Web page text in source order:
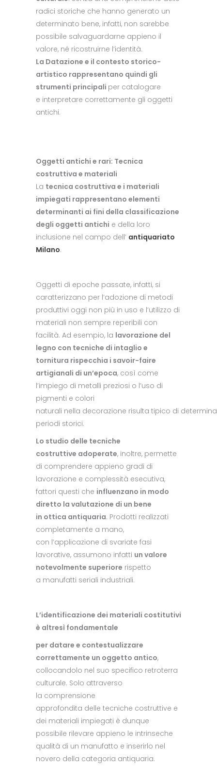
radici storiche che hanno generato un
determinato bene, infatti, non sarebbe
possibile salvaguardarne appieno il
valore, né ricostruirne l’identità.
La Datazione e il contesto storico-
artistico rappresentano quindi gli
strumenti principali per catalogare
e interpretare correttamente gli oggetti
antichi.
Oggetti antichi e rari: Tecnica
costruttiva e materiali
La tecnica costruttiva e i materiali
impiegati rappresentano elementi
determinanti ai fini della classificazione
degli oggetti antichi e della loro
inclusione nel campo dell’ antiquariato
Milano.
Oggetti di epoche passate, infatti, si
caratterizzano per l’adozione di metodi
produttivi oggi non più in uso e l’utilizzo di
materiali non sempre reperibili con
facilità. Ad esempio, la lavorazione del
legno con tecniche di intaglio e
tornitura rispecchia i savoir-faire
artigianali di un’epoca, così come
l’impiego di metalli preziosi o l’uso di
pigmenti e colori
naturali nella decorazione risulta tipico di
periodi storici.
Lo studio delle tecniche
costruttive adoperate, inoltre, permette
di comprendere appieno gradi di
lavorazione e complessità esecutiva,
fattori questi che influenzano in modo
diretto la valutazione di un bene
in ottica antiquaria. Prodotti realizzati
completamente a mano,
con l’applicazione di svariate fasi
lavorative, assumono infatti un valore
notevolmente superiore rispetto
a manufatti seriali industriali.
L’identificazione dei materiali costitutivi
è altresì fondamentale
per datare e contestualizzare
correttamente un oggetto antico,
collocandolo nel suo specifico retroterra
culturale. Solo attraverso
la comprensione
approfondita delle tecniche costruttive e
dei materiali impiegati è dunque
possibile rilevare appieno le intrinseche
qualità di un manufatto e inserirlo nel
novero della categoria antiquaria.